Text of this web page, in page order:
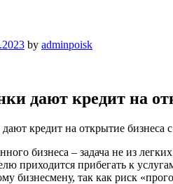
by adminpoisk
дают кредит на
бизнеса – задача не из
приходится прибегать к
бизнесмену, так как риск